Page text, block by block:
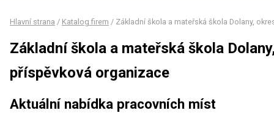
Hlavní strana / Katalog firem / Základní škola a mateřská škola Dolany,
Základní škola a mateřská škola
příspěvková organizace
Aktuální nabídka pracovních míst